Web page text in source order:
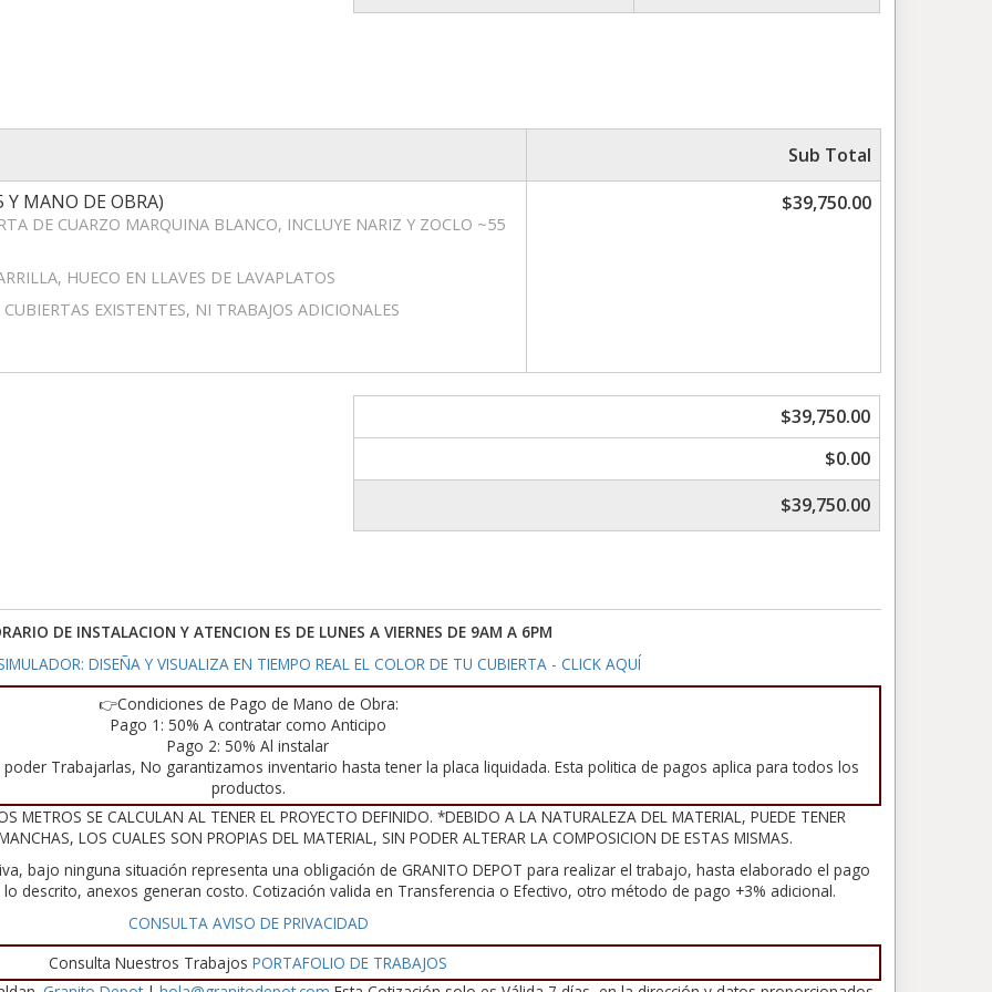
Sub Total
MANO DE OBRA)
DE CUARZO MARQUINA BLANCO, INCLUYE NARIZ Y ZOCLO ~55
HUECO EN LLAVES DE LAVAPLATOS
EXISTENTES, NI TRABAJOS ADICIONALES
$39,750.00
$39,750.00
$0.00
$39,750.00
DE INSTALACION Y ATENCION ES DE LUNES A VIERNES DE 9AM A 6PM
DISEÑA Y VISUALIZA EN TIEMPO REAL EL COLOR DE TU CUBIERTA - CLICK AQUÍ
👉Condiciones de Pago de Mano de Obra:
Pago 1: 50% A contratar como Anticipo
Pago 2: 50% Al instalar
Trabajarlas, No garantizamos inventario hasta tener la placa liquidada. Esta politica de pagos aplica para todos los
productos.
METROS SE CALCULAN AL TENER EL PROYECTO DEFINIDO. *DEBIDO A LA NATURALEZA DEL MATERIAL, PUEDE TENER
LOS CUALES SON PROPIAS DEL MATERIAL, SIN PODER ALTERAR LA COMPOSICION DE ESTAS MISMAS.
bajo ninguna situación representa una obligación de GRANITO DEPOT para realizar el trabajo, hasta elaborado el pago
descrito, anexos generan costo. Cotización valida en Transferencia o Efectivo, otro método de pago +3% adicional.
CONSULTA AVISO DE PRIVACIDAD
Consulta Nuestros Trabajos PORTAFOLIO DE TRABAJOS